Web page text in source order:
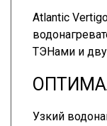
Atlantic
ТЭНами и
Узкий